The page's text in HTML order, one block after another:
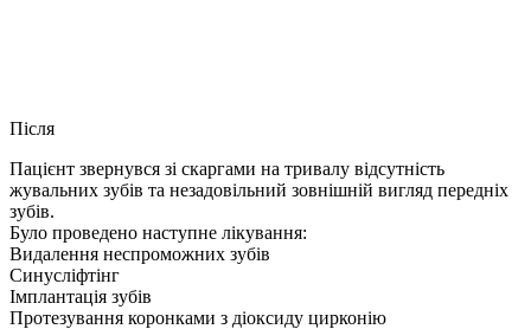
Після
Пацієнт звернувся зі скаргами на тривалу відсутність
жувальних зубів та незадовільний зовнішній вигляд передніх
зубів.
Було проведено наступне лікування:
Видалення неспроможних зубів
Синусліфтінг
Імплантація зубів
Протезування коронками з діоксиду цирконію